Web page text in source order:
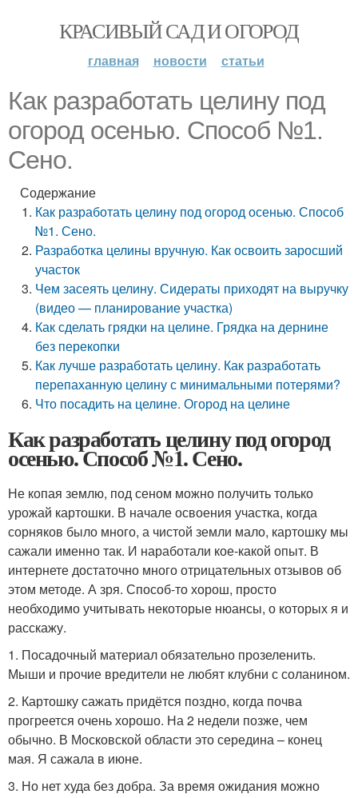
КРАСИВЫЙ САД И ОГОРОД
главная новости статьи
Как разработать целину под
огород осенью. Способ №1.
Сено.
Содержание
Как разработать целину под огород осенью. Способ
№1. Сено.
Разработка целины вручную. Как освоить заросший
участок
Чем засеять целину. Сидераты приходят на выручку
(видео — планирование участка)
Как сделать грядки на целине. Грядка на дернине
без перекопки
Как лучше разработать целину. Как разработать
перепаханную целину с минимальными потерями?
Что посадить на целине. Огород на целине
Как разработать целину под огород
осенью. Способ №1. Сено.
Не копая землю, под сеном можно получить только
урожай картошки. В начале освоения участка, когда
сорняков было много, а чистой земли мало, картошку мы
сажали именно так. И наработали кое-какой опыт. В
интернете достаточно много отрицательных отзывов об
этом методе. А зря. Способ-то хорош, просто
необходимо учитывать некоторые нюансы, о которых я и
расскажу.
1. Посадочный материал обязательно прозеленить.
Мыши и прочие вредители не любят клубни с соланином.
2. Картошку сажать придётся поздно, когда почва
прогреется очень хорошо. На 2 недели позже, чем
обычно. В Московской области это середина – конец
мая. Я сажала в июне.
3. Но нет худа без добра. За время ожидания можно